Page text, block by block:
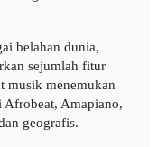
belahan dunia,
sejumlah fitur
musik menemukan
Amapiano,
geografis.